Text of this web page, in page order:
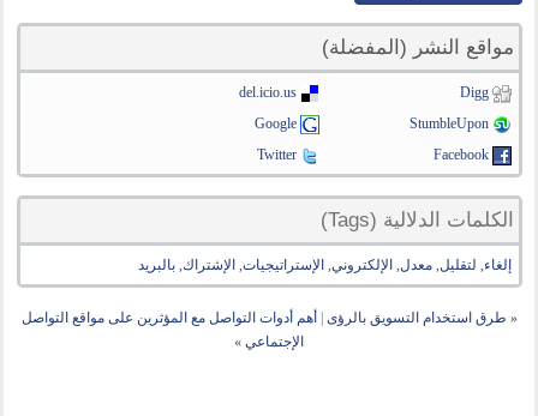
مواقع النشر (المفضلة)
Digg
del.icio.us
StumbleUpon
Google
Facebook
Twitter
الكلمات الدلالية (Tags)
إلغاء, لتقليل,معدل, الإلكتروني, الإستراتيجيات, الإشتراك,بالبريد
« طرق استخدام التسويق بالرؤى
أهم أدوات التواصل مع المؤثرين على مواقع التواصل
الإجتماعي »